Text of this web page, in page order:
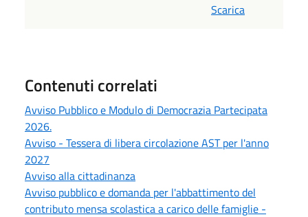
Scarica
Contenuti correlati
Avviso Pubblico e Modulo di Democrazia Partecipata
2026.
Avviso - Tessera di libera circolazione AST per l'anno
2027
Avviso alla cittadinanza
Avviso pubblico e domanda per l'abbattimento del
contributo mensa scolastica a carico delle famiglie -